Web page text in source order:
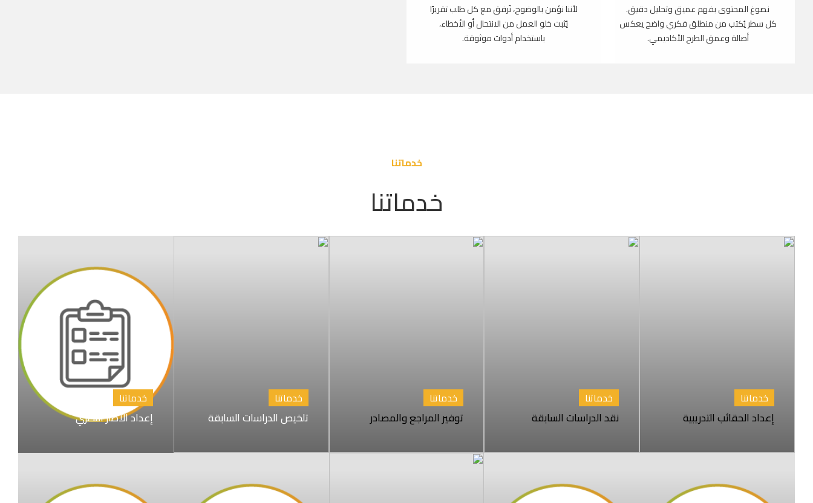
نصوغ المحتوى بفهم عميق وتحليل دقيق.
كل سطر يُكتب من منطلق فكري واضح يعكس
أصالة وعمق الطرح الأكاديمي.
لأننا نؤمن بالوضوح، نُرفق مع كل طلب تقريرًا
يُثبت خلو العمل من الانتحال أو الأخطاء،
باستخدام أدوات موثوقة.
خدماتنا
خدماتنا
خدماتنا
إعداد الحقائب التدريبية
خدماتنا
نقد الدراسات السابقة
خدماتنا
توفير المراجع والمصادر
خدماتنا
تلخيص الدراسات السابقة
خدماتنا
إعداد الاطار النظري